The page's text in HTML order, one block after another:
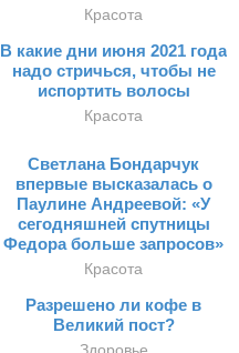
Красота
В какие дни июня 2021 года
надо стричься, чтобы не
испортить волосы
Красота
Светлана Бондарчук
впервые высказалась о
Паулине Андреевой: «У
сегодняшней спутницы
Федора больше запросов»
Красота
Разрешено ли кофе в
Великий пост?